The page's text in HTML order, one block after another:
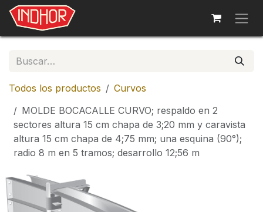
Ir al contenido
Todos los productos
Curvos
MOLDE BOCACALLE CURVO; respaldo en 2
sectores altura 15 cm chapa de 3;20 mm y caravista
altura 15 cm chapa de 4;75 mm; una esquina (90°);
radio 8 m en 5 tramos; desarrollo 12;56 m